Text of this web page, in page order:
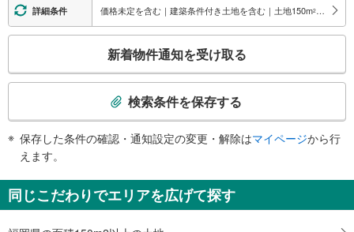
詳細条件 価格未定を含む｜建築条件付き土地を含む｜土地150m2 以上
検
知
を
新着物件通知を受け取る
検索条件を保存する
保存した条件の確認・通知設定の変更・解除はマイページから行
えます。
同じこだわりでエリアを広げて探す